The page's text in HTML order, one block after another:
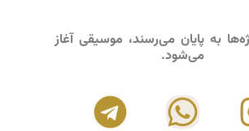
به پایان می‌رسند، موسیقی آغاز
می‌شود.